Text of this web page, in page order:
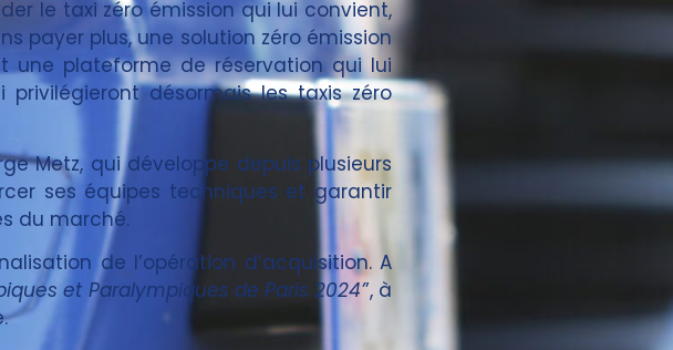
le taxi zéro émission qui lui convient,
payer plus, une solution zéro émission
une plateforme de réservation qui lui
désormais les taxis zéro
Metz, qui développe depuis plusieurs
ses équipes techniques et garantir
du marché.
de l’opération d’acquisition. A
et Paralympiques de Paris 2024’’, à